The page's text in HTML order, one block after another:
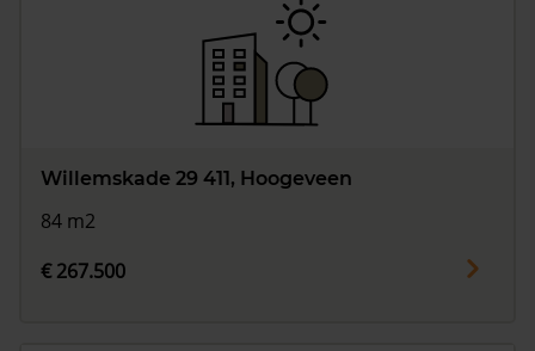
Willemskade 29 411, Hoogeveen
84 m2
€ 267.500